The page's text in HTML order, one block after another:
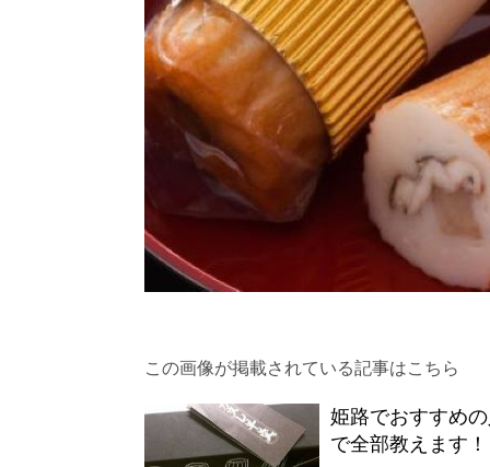
この画像が掲載されている記事はこちら
姫路でおすすめ
で全部教えます！